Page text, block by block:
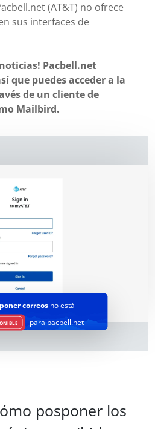
(AT&T) no ofrece
sus interfaces de
Pacbell.net
que puedes acceder a la
de un cliente de
Mailbird.
correos no está
para pacbell.net
posponer los